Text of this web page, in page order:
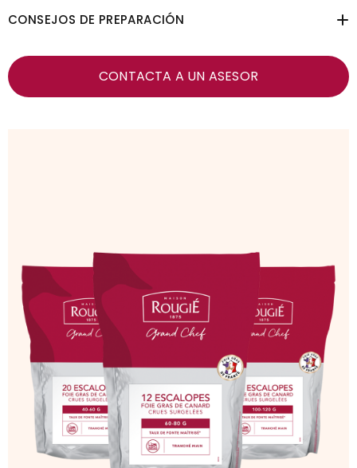
CONSEJOS DE PREPARACIÓN
CONTACTA A UN ASESOR